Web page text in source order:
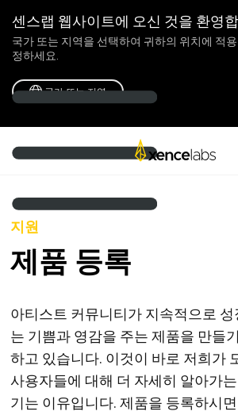
센스랩 웹사이트에 오신 것을 환영
국가 또는 지역을 선택하여 귀하의 위치에 적
정하세요.
국가 또는 지역
지원
제품 등록
아티스트 커뮤니티가 지속적으로 성
는 기쁨과 영감을 주는 제품을 만들
하고 있습니다. 이것이 바로 저희가
사용자들에 대해 더 자세히 알아가
기는 이유입니다. 제품을 등록하시